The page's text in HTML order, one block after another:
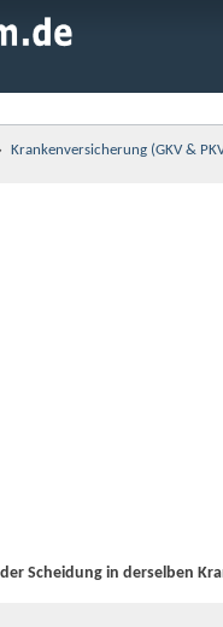
Krankenversicherung (GKV &
Scheidung in derselben